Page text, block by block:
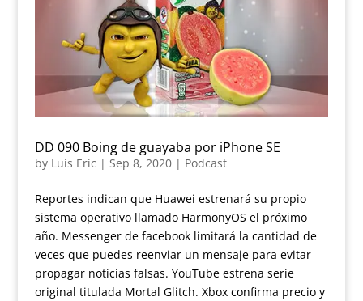
DD 090 Boing de guayaba por iPhone SE
by Luis Eric | Sep 8, 2020| Podcast
Reportes indican que Huawei estrenará su propio
sistema operativo llamado HarmonyOS el próximo
año. Messenger de facebook limitará la cantidad de
veces que puedes reenviar un mensaje para evitar
propagar noticias falsas. YouTube estrena serie
original titulada Mortal Glitch. Xbox confirma precio y